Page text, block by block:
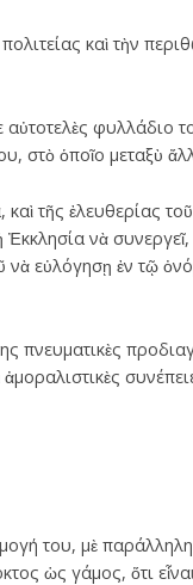
καὶ τὴν
φυλλάδιο
ὁποῖο μεταξὺ
τῆς ἐλευθερίας
νὰ
εὐλόγησῃ ἐν τῷ
πνευματικὲς
ἀμοραλιστικὲς
του, μὲ
ὡς γάμος, ὅτι εἶναι